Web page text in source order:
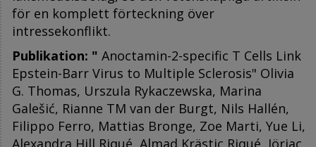
för en komplett förteckning över
intressekonflikt.
Publikation: " Anoctamin-2-specific T Cells Link
Epstein-Barr Virus to Multiple Sclerosis" Olivia
G. Thomas, Urszula Rykaczewska, Marina
Galešić, Rianne TM van der Burgt, Nils Hallén,
Filippo Ferro, Mattias Bronge, Zoe Marti, Yue Li,
Alexandra Hill Riqué, Almad Krästic Riqué, Jörjac